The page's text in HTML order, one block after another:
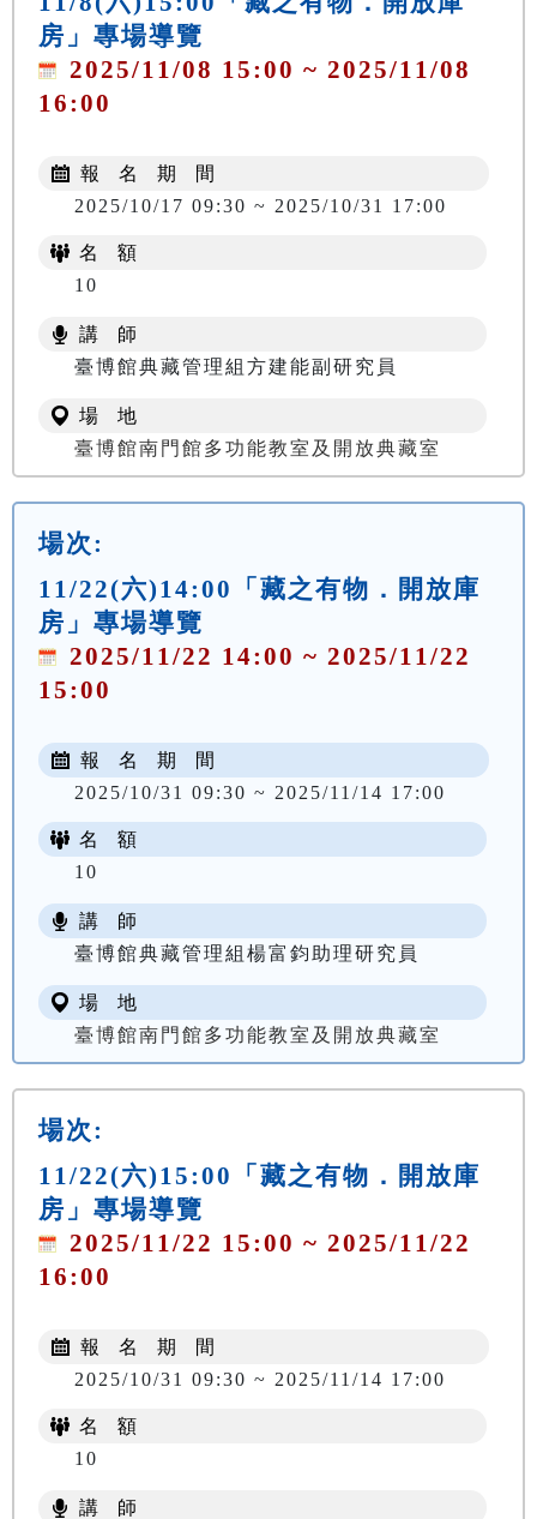
房」專場導覽
2025/11/08 15:00 ~ 2025/11/08
16:00
報 名 期 間
2025/10/17 09:30 ~ 2025/10/31 17:00
名 額
10
講 師
臺博館典藏管理組方建能副研究員
場 地
臺博館南門館多功能教室及開放典藏室
場次:
11/22(六)14:00「藏之有物．開放庫
房」專場導覽
2025/11/22 14:00 ~ 2025/11/22
15:00
報 名 期 間
2025/10/31 09:30 ~ 2025/11/14 17:00
名 額
10
講 師
臺博館典藏管理組楊富鈞助理研究員
場 地
臺博館南門館多功能教室及開放典藏室
場次:
11/22(六)15:00「藏之有物．開放庫
房」專場導覽
2025/11/22 15:00 ~ 2025/11/22
16:00
報 名 期 間
2025/10/31 09:30 ~ 2025/11/14 17:00
名 額
10
講 師